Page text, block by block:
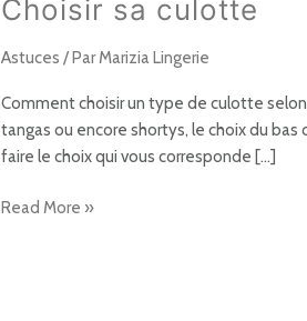
Choisir sa culotte
Astuces / ParMarizia Lingerie
Comment choisir un type de culotte
tangas ou encore shortys, le choix du
faire le choix qui vous corresponde […]
Read More »